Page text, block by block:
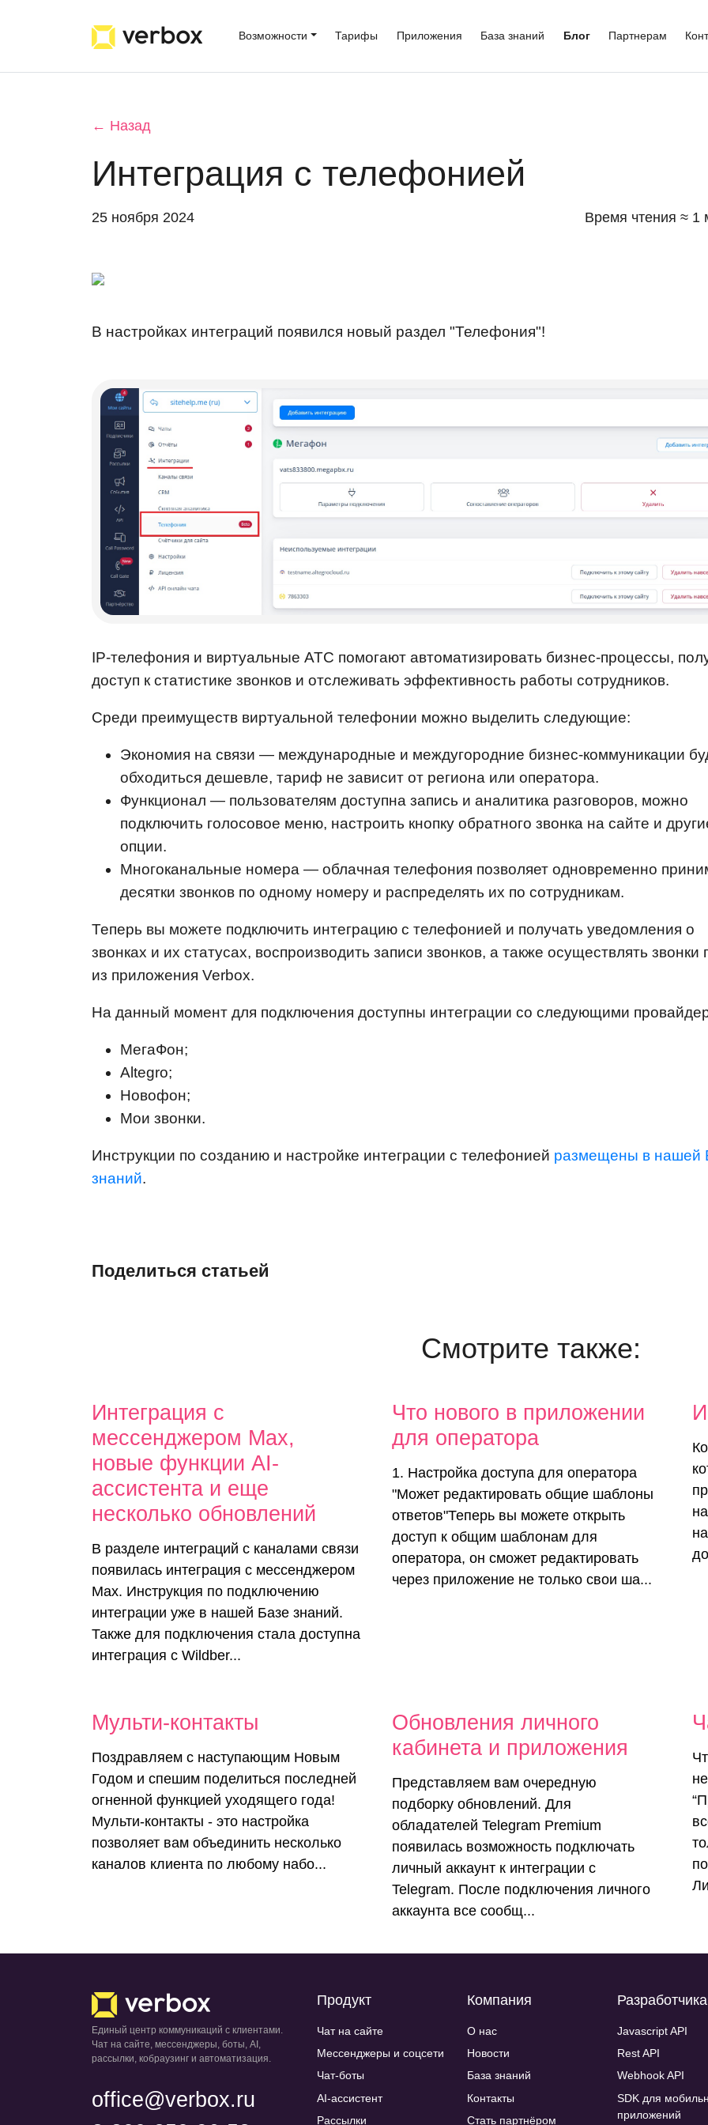
Возможности Тарифы Приложения База знаний Блог Партнерам
← Назад
Интеграция с телефонией
25 ноября 2024 Время чтения ≈ 1
В настройках интеграций появился новый раздел "Телефония"!
IP-телефония и виртуальные АТС помогают автоматизировать бизнес-процессы,
доступ к статистике звонков и отслеживать эффективность работы сотрудников.
Среди преимуществ виртуальной телефонии можно выделить следующие:
Экономия на связи — международные и междугородние бизнес-коммуникации
обходиться дешевле, тариф не зависит от региона или оператора.
Функционал — пользователям доступна запись и аналитика разговоров, можно
подключить голосовое меню, настроить кнопку обратного звонка на сайте и
опции.
Многоканальные номера — облачная телефония позволяет одновременно
десятки звонков по одному номеру и распределять их по сотрудникам.
Теперь вы можете подключить интеграцию с телефонией и получать уведомления о
звонках и их статусах, воспроизводить записи звонков, а также осуществлять звонки
из приложения Verbox.
На данный момент для подключения доступны интеграции со следующими
МегаФон;
Altegro;
Новофон;
Мои звонки.
Инструкции по созданию и настройке интеграции с телефонией размещены в нашей
знаний.
Поделиться статьей
Смотрите также:
Интеграция с
мессенджером Max,
новые функции AI-
ассистента и еще
несколько обновлений
В разделе интеграций с каналами связи
появилась интеграция с мессенджером
Max. Инструкция по подключению
интеграции уже в нашей Базе знаний.
Также для подключения стала доступна
интеграция с Wildber...
Что нового в приложении
для оператора
1. Настройка доступа для оператора
"Может редактировать общие шаблоны
ответов"Теперь вы можете открыть
доступ к общим шаблонам для
оператора, он сможет редактировать
через приложение не только свои ша...
Мульти-контакты
Поздравляем с наступающим Новым
Годом и спешим поделиться последней
огненной функцией уходящего года!
Мульти-контакты - это настройка
позволяет вам объединить несколько
каналов клиента по любому набо...
Обновления личного
кабинета и приложения
Представляем вам очередную
подборку обновлений. Для
обладателей Telegram Premium
появилась возможность подключать
личный аккаунт к интеграции с
Telegram. После подключения личного
аккаунта все сообщ...
Единый центр коммуникаций с клиентами.
Чат на сайте, мессенджеры, боты, AI,
рассылки, кобраузинг и автоматизация.
office@verbox.ru
Продукт
Чат на сайте
Мессенджеры и соцсети
Чат-боты
AI-ассистент
Рассылки
Компания
О нас
Новости
База знаний
Контакты
Стать партнёром
Javascript API
Rest API
Webhook API
SDK для
приложений